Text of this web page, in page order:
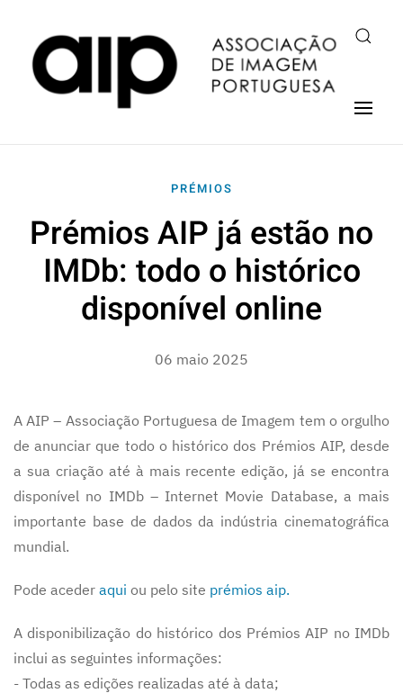
PRÉMIOS
Prémios AIP já estão no
IMDb: todo o histórico
disponível online
06 maio 2025
A AIP – Associação Portuguesa de Imagem tem o orgulho
de anunciar que todo o histórico dos Prémios AIP, desde
a sua criação até à mais recente edição, já se encontra
disponível no IMDb – Internet Movie Database, a mais
importante base de dados da indústria cinematográfica
mundial.
Pode aceder aqui ou pelo site prémios aip.
A disponibilização do histórico dos Prémios AIP no IMDb
inclui as seguintes informações:
- Todas as edições realizadas até à data;